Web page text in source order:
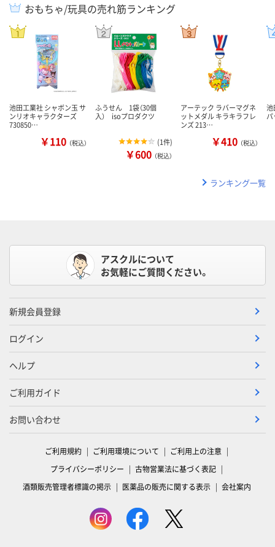
おもちゃ/玩具の売れ筋ランキング
池田工業社 シャボン玉 サ
ンリオキャラクターズ
730850…
￥110 （税込）
ふうせん 1袋（30個
入） isoプロダクツ
(1件)
￥600 （税込）
アーテック ラバーマグネ
ットメダル キラキラフレ
ンズ 213…
￥410 （税込）
池
パ
ランキング一覧
アスクルについて
お気軽にご質問ください。
新規会員登録
ログイン
ヘルプ
ご利用ガイド
お問い合わせ
ご利用規約 ご利用環境について
ご利用上の注意
プライバシーポリシー
古物営業法に基づく表記
酒類販売管理者標識の掲示
医薬品の販売に関する表示 会社案内